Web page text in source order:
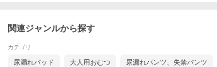
関連ジャンルから探す
カテゴリ
尿漏れパッド 大人用おむつ 尿漏れパンツ、失禁パンツ